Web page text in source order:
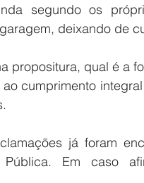
segundo os
deixando de
propositura, qual é a
cumprimento
já foram
Em caso